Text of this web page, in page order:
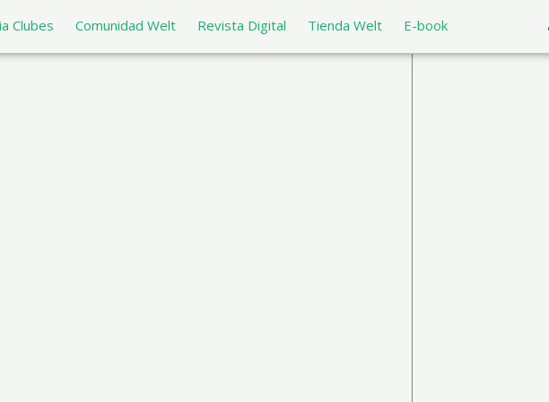
Clubes Comunidad Welt Revista Digital Tienda Welt E-book